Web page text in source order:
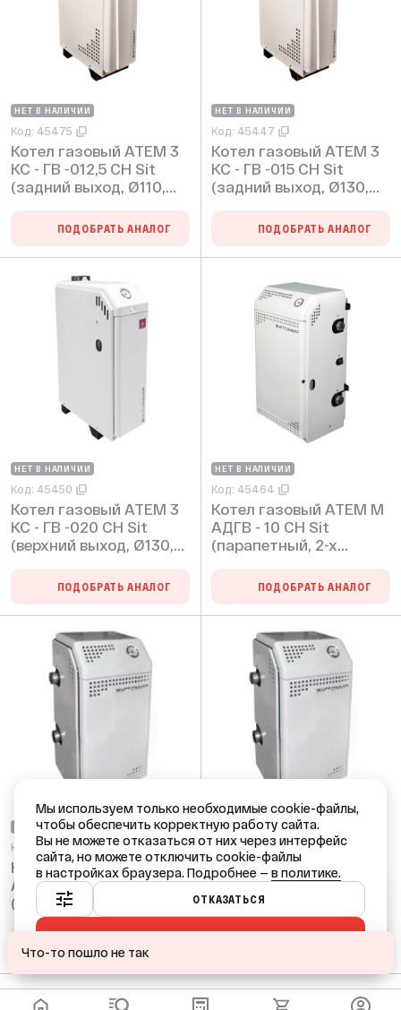
НЕТ В НАЛИЧИИ
Код: 45475
Котел газовый АТЕМ 3
КС - ГВ -012,5 СН Sit
(задний выход, Ø110,
ПОДОБРАТЬ АНАЛОГ
НЕТ В НАЛИЧИИ
Код: 45447
Котел газовый АТЕМ 3
КС - ГВ -015 СН Sit
(задний выход, Ø130,
ПОДОБРАТЬ АНАЛОГ
НЕТ В НАЛИЧИИ
Код: 45450
Котел газовый АТЕМ 3
КС - ГВ -020 СН Sit
(верхний выход, Ø130,
ПОДОБРАТЬ АНАЛОГ
НЕТ В НАЛИЧИИ
Код: 45464
Котел газовый АТЕМ М
АДГВ - 10 СН Sit
(парапетный, 2-х
ПОДОБРАТЬ АНАЛОГ
НЕТ В НАЛИЧИИ
Код: 45467
Котел газовый АТЕМ М
АОГВ - 10 СН Sit
(парапетный, 1
контурный, max 2 bar)
НЕТ В НАЛИЧИИ
Код: 45456
Котел газовый АТЕМ М
АОГВ - 15 СН Sit
(парапетный, 1
контурный, max 2 bar)
Ваш город — Краснодар?
Мы используем только необходимые cookie-файлы,
чтобы обеспечить корректную работу сайта.
Вы не можете отказаться от них через интерфейс
сайта, но можете отключить cookie-файлы
в настройках браузера. Подробнее — в политике.
ОТКАЗАТЬСЯ
ПРИНЯТЬ ВСЕ
Что-то пошло не так